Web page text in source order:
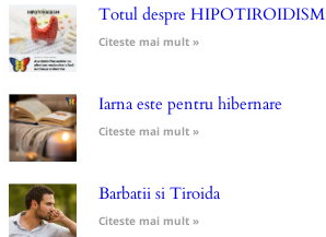
Totul despre HIPOTIROIDISM
Citeste mai mult »
Iarna este pentru hibernare
Citeste mai mult »
Barbatii si Tiroida
Citeste mai mult »